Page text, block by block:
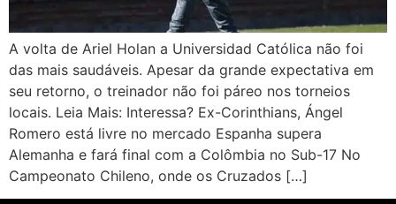
A volta de Ariel Holan a Universidad Católica não foi
das mais saudáveis. Apesar da grande expectativa em
seu retorno, o treinador não foi páreo nos torneios
locais. Leia Mais: Interessa? Ex-Corinthians, Ángel
Romero está livre no mercado Espanha supera
Alemanha e fará final com a Colômbia no Sub-17 No
Campeonato Chileno, onde os Cruzados […]